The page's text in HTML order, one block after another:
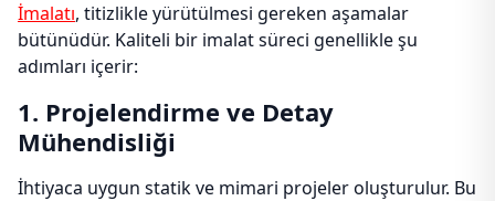
İmalatı, titizlikle yürütülmesi gereken aşamalar
bütünüdür. Kaliteli bir imalat süreci genellikle şu
adımları içerir:
1. Projelendirme ve Detay
Mühendisliği
İhtiyaca uygun statik ve mimari projeler oluşturulur. Bu